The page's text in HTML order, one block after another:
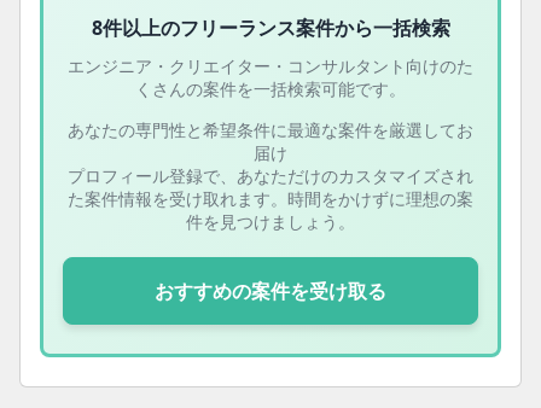
8件以上のフリーランス案件から一括検索
エンジニア・クリエイター・コンサルタント向けのた
くさんの案件を一括検索可能です。
あなたの専門性と希望条件に最適な案件を厳選してお
届け
プロフィール登録で、あなただけのカスタマイズされ
た案件情報を受け取れます。時間をかけずに理想の案
件を見つけましょう。
おすすめの案件を受け取る